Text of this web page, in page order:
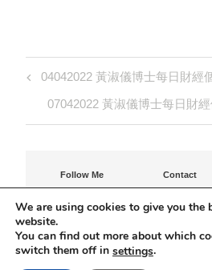
Post
navigation
Previous
Post
04042022 黃淑儀博士每日財經
Next
Post
07042022 黃淑儀博士每日財
Follow Me Contact
©Agatha Shuk-Yee Wong-
We are using cookies to give you the
website.
You can find out more about which
switch them off in settings.